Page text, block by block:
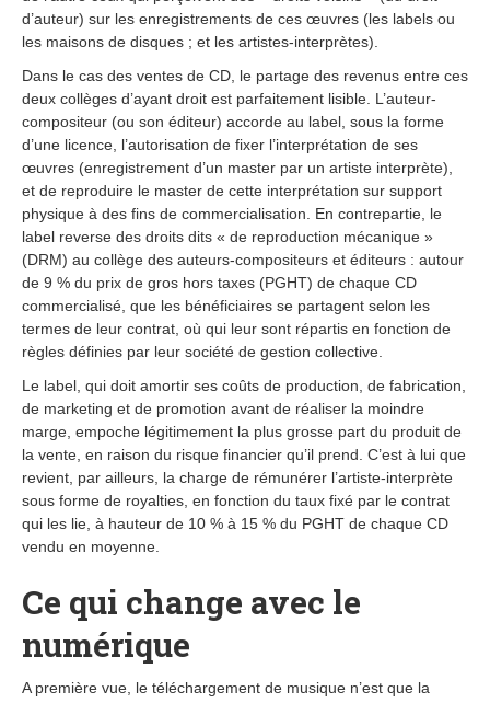
d’auteur) sur les enregistrements de ces œuvres (les labels ou
les maisons de disques ; et les artistes-interprètes).
Dans le cas des ventes de CD, le partage des revenus entre ces
deux collèges d’ayant droit est parfaitement lisible. L’auteur-
compositeur (ou son éditeur) accorde au label, sous la forme
d’une licence, l’autorisation de fixer l’interprétation de ses
œuvres (enregistrement d’un master par un artiste interprète),
et de reproduire le master de cette interprétation sur support
physique à des fins de commercialisation. En contrepartie, le
label reverse des droits dits « de reproduction mécanique »
(DRM) au collège des auteurs-compositeurs et éditeurs : autour
de 9 % du prix de gros hors taxes (PGHT) de chaque CD
commercialisé, que les bénéficiaires se partagent selon les
termes de leur contrat, où qui leur sont répartis en fonction de
règles définies par leur société de gestion collective.
Le label, qui doit amortir ses coûts de production, de fabrication,
de marketing et de promotion avant de réaliser la moindre
marge, empoche légitimement la plus grosse part du produit de
la vente, en raison du risque financier qu’il prend. C’est à lui que
revient, par ailleurs, la charge de rémunérer l’artiste-interprète
sous forme de royalties, en fonction du taux fixé par le contrat
qui les lie, à hauteur de 10 % à 15 % du PGHT de chaque CD
vendu en moyenne.
Ce qui change avec le
numérique
A première vue, le téléchargement de musique n’est que la